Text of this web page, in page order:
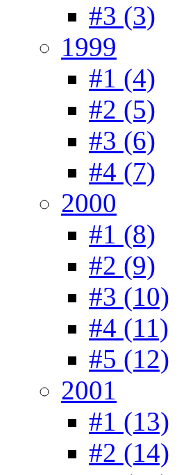
#3 (3)
1999
#1 (4)
#2 (5)
#3 (6)
#4 (7)
2000
#1 (8)
#2 (9)
#3 (10)
#4 (11)
#5 (12)
2001
#1 (13)
#2 (14)